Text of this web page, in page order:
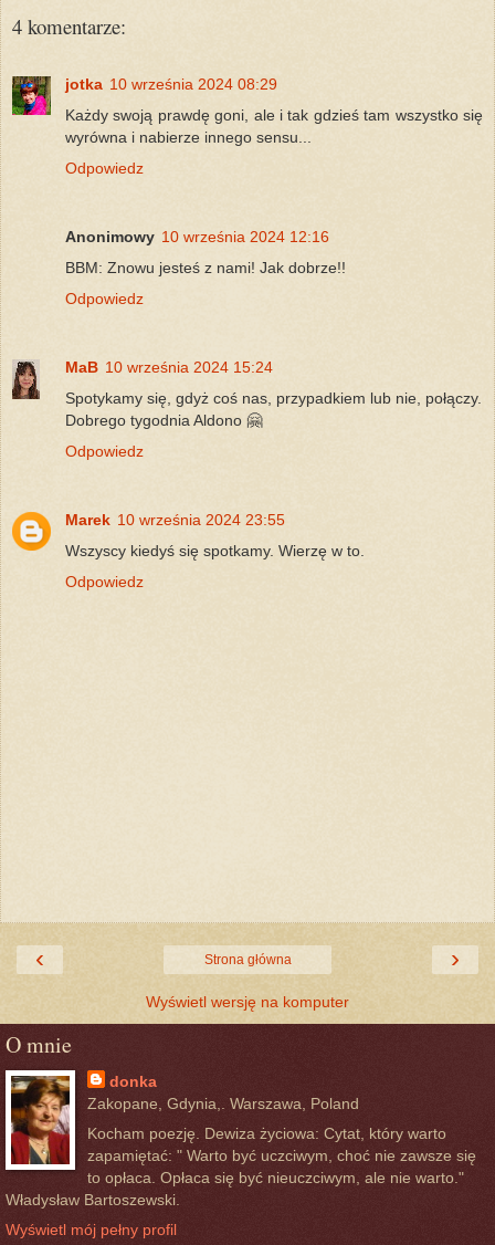
4 komentarze:
jotka 10 września 2024 08:29
Każdy swoją prawdę goni, ale i tak gdzieś tam wszystko się
wyrówna i nabierze innego sensu...
Odpowiedz
Anonimowy 10 września 2024 12:16
BBM: Znowu jesteś z nami! Jak dobrze!!
Odpowiedz
MaB 10 września 2024 15:24
Spotykamy się, gdyż coś nas, przypadkiem lub nie, połączy.
Dobrego tygodnia Aldono 🤗
Odpowiedz
Marek 10 września 2024 23:55
Wszyscy kiedyś się spotkamy. Wierzę w to.
Odpowiedz
‹ ›
Strona główna
Wyświetl wersję na komputer
O mnie
donka
Zakopane, Gdynia,. Warszawa, Poland
Kocham poezję. Dewiza życiowa: Cytat, który warto
zapamiętać: " Warto być uczciwym, choć nie zawsze się
to opłaca. Opłaca się być nieuczciwym, ale nie warto."
Władysław Bartoszewski.
Wyświetl mój pełny profil